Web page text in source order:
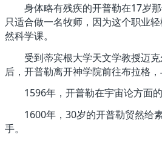
身体略有残疾的开普勒在17岁那
只适合做一名牧师，因为这个职业
然科学课。
受到蒂宾根大学天文学教授迈克
后，开普勒离开神学院前往布拉格，
1596年，开普勒在宇宙论方面的
1600年，30岁的开普勒贸然给素
手。